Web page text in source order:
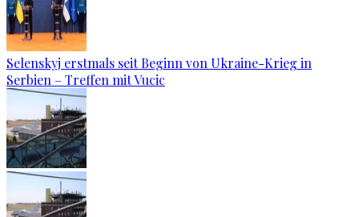
Selenskyj erstmals seit Beginn von Ukraine-Krieg in
Serbien – Treffen mit Vucic